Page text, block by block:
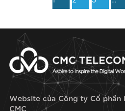
Website của Công ty Cổ phần
CMC